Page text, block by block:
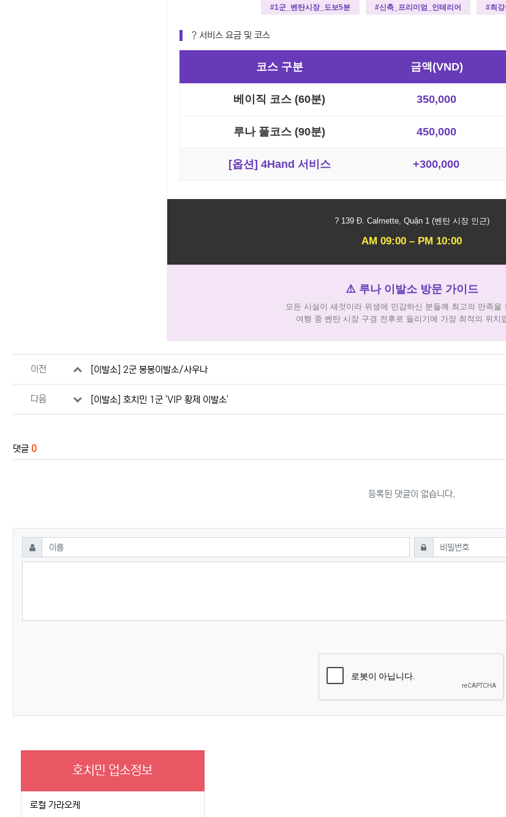
#1군_벤탄시장_도보5분 #신축_프리미엄_인테리어 #최강
? 서비스 요금 및 코스
코스 구분 금액(VND)
베이직 코스 (60분) 350,000
루나 풀코스 (90분) 450,000
[옵션] 4Hand 서비스 +300,000
? 139 Đ. Calmette, Quận 1 (벤탄 시장 인근)
AM 09:00 – PM 10:00
⚠️ 루나 이발소 방문 가이드
모든 시설이 새것이라 위생에 민감하신 분들께 최고의 만족을
여행 중 벤탄 시장 구경 전후로 들리기에 가장 최적의 위치
관련자료
이전 [이발소] 2군 봉봉이발소/사우나
다음 [이발소] 호치민 1군 'VIP 황제 이발소'
댓글 0
등록된 댓글이 없습니다.
댓글쓰기
이름 필수 비밀번호필수
호치민 업소정보
로컬 가라오케